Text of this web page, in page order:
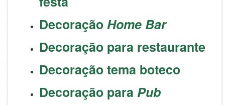
DecoraçãoHome Bar
Decoração para restaurante
Decoração tema boteco
Decoração para Pub